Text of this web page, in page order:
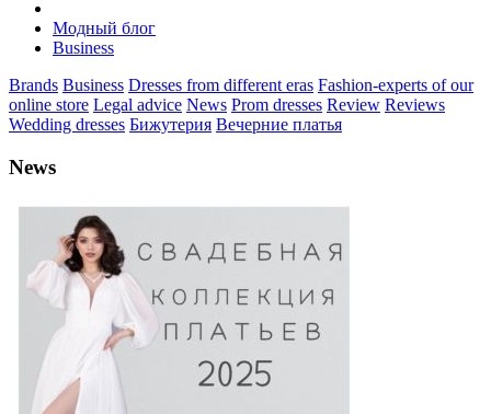
Модный блог
Business
Brands Business Dresses from different eras Fashion-experts of our
online store Legal advice News Prom dresses Review Reviews
Wedding dresses Бижутерия Вечерние платья
News